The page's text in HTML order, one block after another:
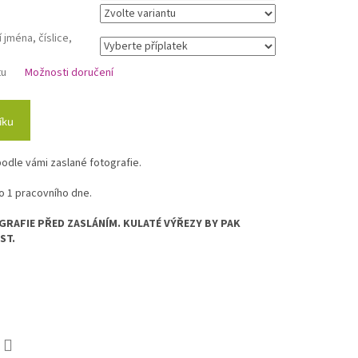
jména, číslice,
Možnosti doručení
vámi zaslané fotografie.
1 pracovního dne.
PŘED ZASLÁNÍM. KULATÉ VÝŘEZY BY PAK